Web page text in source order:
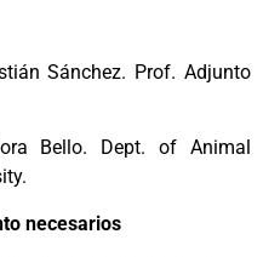
Sánchez. Prof. Adjunto
Bello. Dept. of Animal
necesarios